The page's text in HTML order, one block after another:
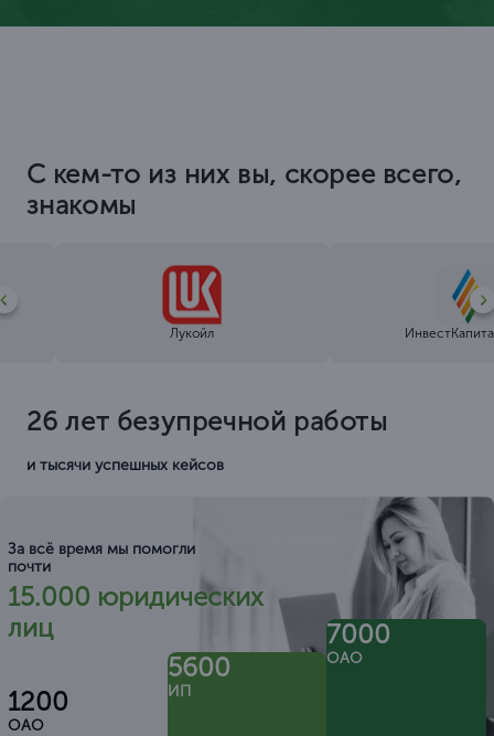
С кем-то из них вы, скорее всего,
знакомы
Лукойл
26 лет безупречной работы
и тысячи успешных кейсов
За всё время мы помогли
почти
15.000 юридических
лиц
1200
ОАО
5600
ИП
7000
ОАО